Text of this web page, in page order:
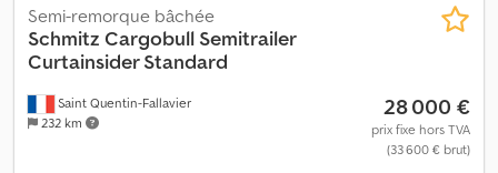
Saint Quentin-Fallavier
232 km
Semi-remorque bâchée
Schmitz Cargobull Semitrailer
Curtainsider Standard
28 000 €
prix fixe hors TVA
(33 600 € brut)